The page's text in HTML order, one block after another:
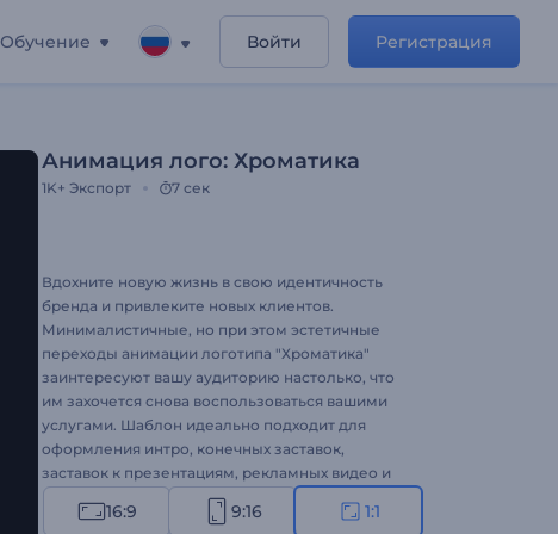
Обучение Войти Регистрация
Анимация лого: Хроматика
1K+ Экспорт 7 сек
Вдохните новую жизнь в свою идентичность
бренда и привлеките новых клиентов.
Минималистичные, но при этом эстетичные
переходы анимации логотипа "Хроматика"
заинтересуют вашу аудиторию настолько, что
им захочется снова воспользоваться вашими
услугами. Шаблон идеально подходит для
оформления интро, конечных заставок,
заставок к презентациям, рекламных видео и
многих других проектов. Создайте свое видео
сегодня же!
16:9 9:16 1:1